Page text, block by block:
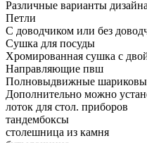
Различные варианты
Петли
С доводчиком или без
Сушка для посуды
Хромированная сушка с
Направляющие пвш
Полновыдвижные
Дополнительно можно
лоток для стол. приборов
тандембоксы
столешница из камня